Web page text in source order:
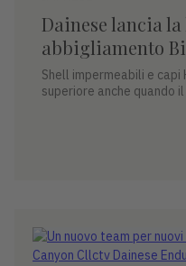
Dainese lancia
abbigliamento
Shell impermeabili e capi
superiore anche quando